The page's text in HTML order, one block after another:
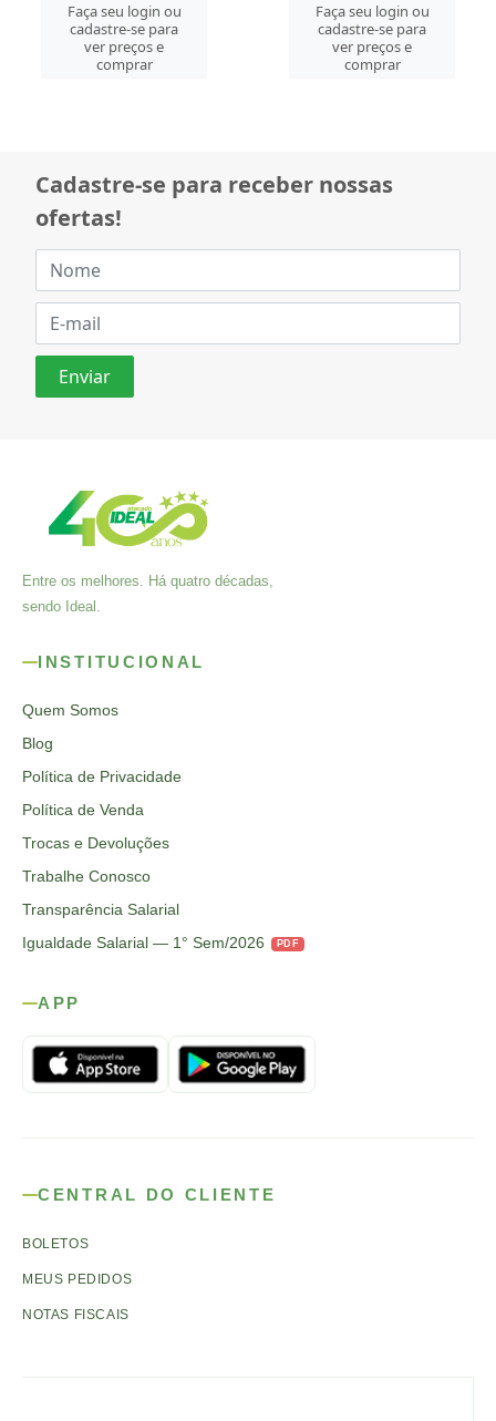
Faça seu login ou
cadastre-se para
ver preços e
comprar
Faça seu login ou
cadastre-se para
ver preços e
comprar
Cadastre-se para receber nossas
ofertas!
Entre os melhores. Há quatro décadas,
sendo Ideal.
INSTITUCIONAL
Quem Somos
Blog
Política de Privacidade
Política de Venda
Trocas e Devoluções
Trabalhe Conosco
Transparência Salarial
Igualdade Salarial — 1° Sem/2026
PDF
APP
CENTRAL DO CLIENTE
BOLETOS
MEUS PEDIDOS
NOTAS FISCAIS